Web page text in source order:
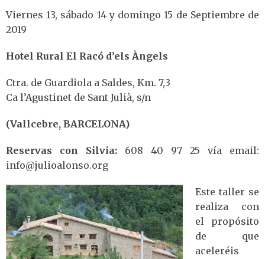
Viernes 13, sábado 14 y domingo 15 de Septiembre de
2019
Hotel Rural El Racó d’els Àngels
Ctra. de Guardiola a Saldes, Km. 7,3
Ca l’Agustinet de Sant Julià, s/n
(Vallcebre, BARCELONA)
Reservas con Silvia: 608 40 97 25 vía email:
info@julioalonso.org
Este taller se
realiza con
el propósito
de que
aceleréis